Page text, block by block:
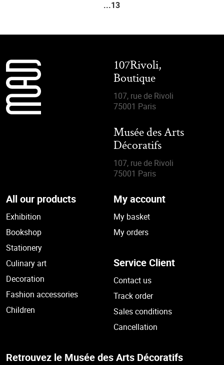
...13
107Rivoli,
Boutique
107, rue de Rivoli
75001 Paris
Musée des Arts
Décoratifs
107, rue de Rivoli
75001 Paris
All our products
Exhibition
Bookshop
Stationery
Culinary art
Decoration
Fashion accessories
Children
My account
My basket
My orders
Service Client
Contact us
Track order
Sales conditions
Cancellation
Retrouvez le Musée des Arts Décoratifs